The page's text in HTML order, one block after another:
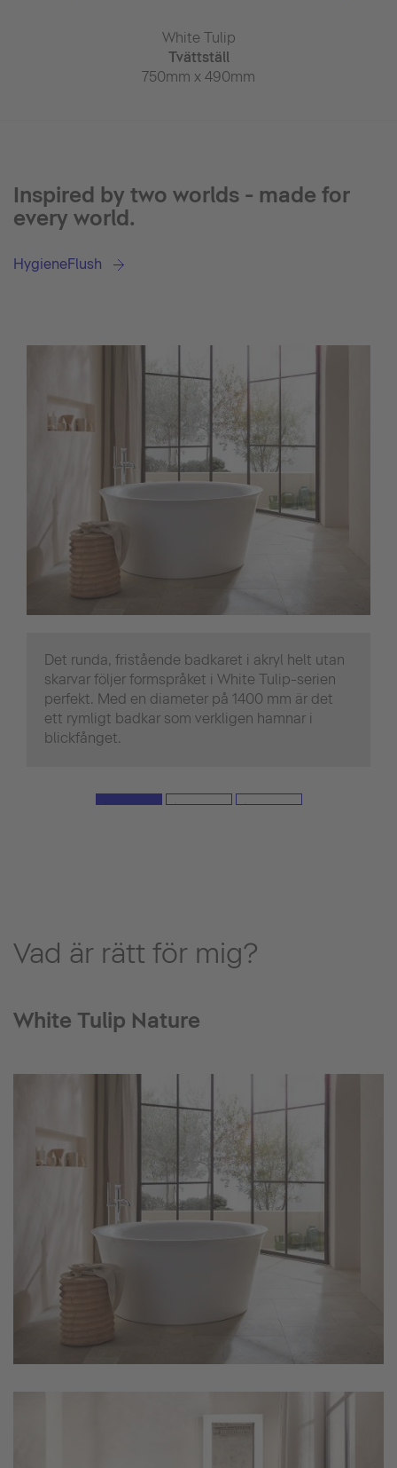
White Tulip
Tvättställ
750mm x 490mm
Inspired by two worlds - made for
every world.
HygieneFlush
Det runda, fristående badkaret i akryl helt utan
skarvar följer formspråket i White Tulip-serien
perfekt. Med en diameter på 1400 mm är det
ett rymligt badkar som verkligen hamnar i
blickfånget.
Vad är rätt för mig?
White Tulip Nature